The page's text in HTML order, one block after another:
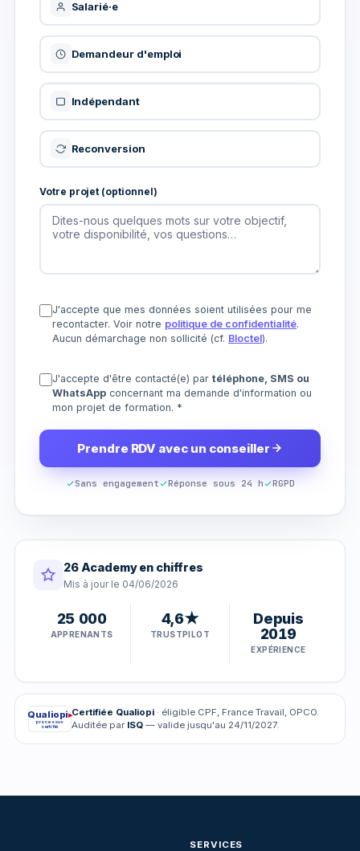
Salarié·e
Demandeur d'emploi
Indépendant
Reconversion
Votre projet (optionnel)
J'accepte que mes données soient utilisées pour me
recontacter. Voir notre politique de confidentialité.
Aucun démarchage non sollicité (cf. Bloctel).
J'accepte d'être contacté(e) par téléphone, SMS ou
WhatsApp concernant ma demande d'information ou
mon projet de formation. *
Prendre RDV avec un conseiller
Sans engagement Réponse sous 24 h RGPD
26 Academy en chiffres
Mis à jour le 04/06/2026
25 000
APPRENANTS
4,6★
TRUSTPILOT
Depuis
2019
EXPÉRIENCE
Qualiopi▸
processus
certifié
Certifiée Qualiopi · éligible CPF, France Travail, OPCO.
Auditée par ISQ — valide jusqu'au 24/11/2027.
SERVICES